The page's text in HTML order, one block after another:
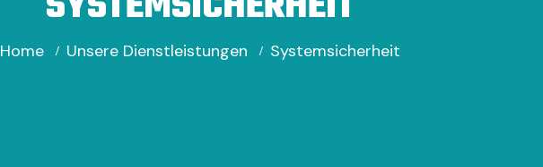
Home Unsere Dienstleistungen Systemsicherheit